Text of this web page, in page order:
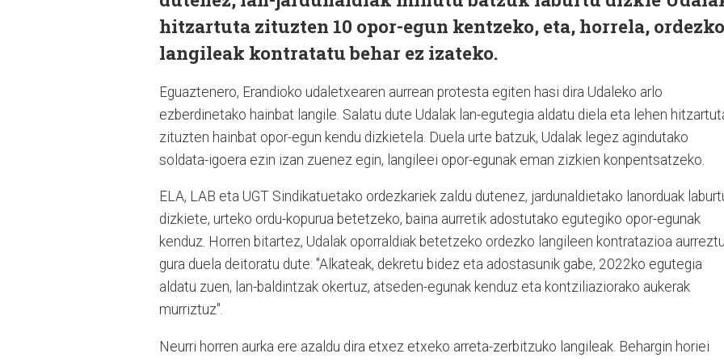
hitzartuta zituzten 10 opor-egun kentzeko, eta, horrela, ordezko
langileak kontratatu behar ez izateko.
Eguaztenero, Erandioko udaletxearen aurrean protesta egiten hasi dira Udaleko arlo
ezberdinetako hainbat langile. Salatu dute Udalak lan-egutegia aldatu diela eta lehen
zituzten hainbat opor-egun kendu dizkietela. Duela urte batzuk, Udalak legez agindutako
soldata-igoera ezin izan zuenez egin, langileei opor-egunak eman zizkien konpentsatzeko.
ELA, LAB eta UGT Sindikatuetako ordezkariek zaldu dutenez, jardunaldietako lanorduak
dizkiete, urteko ordu-kopurua betetzeko, baina aurretik adostutako egutegiko opor-egunak
kenduz. Horren bitartez, Udalak oporraldiak betetzeko ordezko langileen kontratazioa aurreztu
gura duela deitoratu dute: "Alkateak, dekretu bidez eta adostasunik gabe, 2022ko egutegia
aldatu zuen, lan-baldintzak okertuz, atseden-egunak kenduz eta kontziliaziorako aukerak
murriztuz".
Neurri horren aurka ere azaldu dira etxez etxeko arreta-zerbitzuko langileak. Behargin horiei